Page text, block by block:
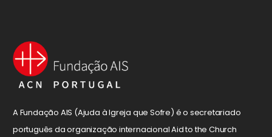
A Fundação AIS (Ajuda à Igreja que Sofre) é o secretariado
português da organização internacional Aid to the Church